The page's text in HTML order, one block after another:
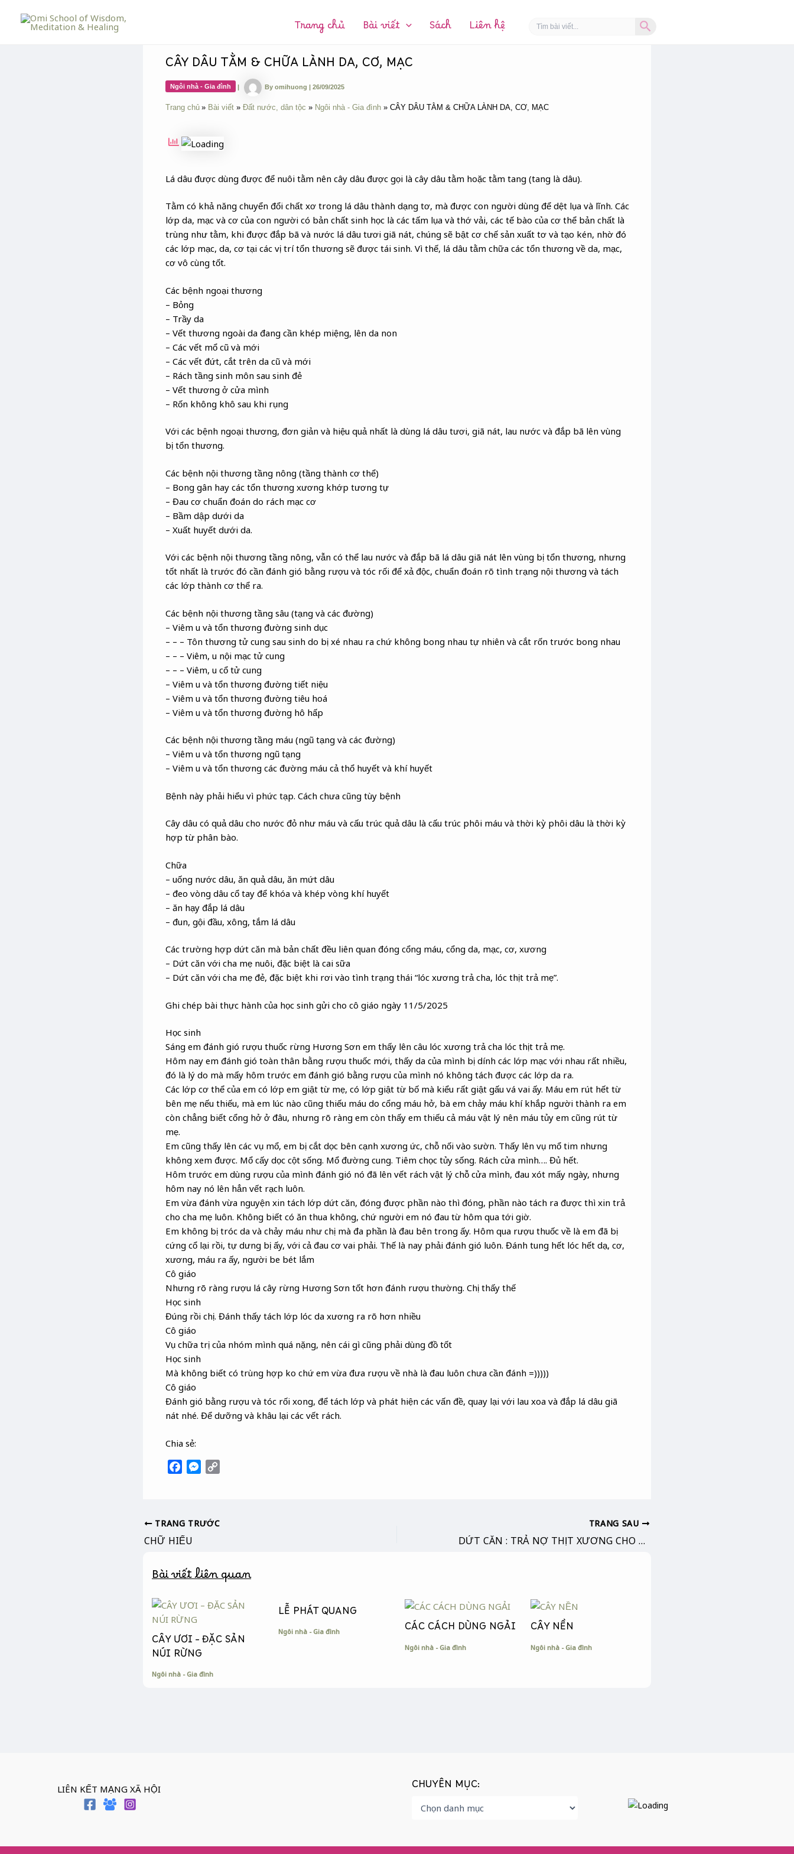
Trang chủ Bài viết Sách Liên hệ Search
for:
CÂY DÂU TẰM & CHỮA LÀNH DA, CƠ, MẠC
Ngôi nhà - Gia đình | By omihuong | 26/09/2025
Trang chủ Bài viết Đất nước, dân tộc Ngôi nhà - Gia đình CÂY DÂU TẰM & CHỮA LÀNH DA, CƠ, MẠC
Lá dâu được dùng được để nuôi tằm nên cây dâu được gọi là cây dâu tằm hoặc tằm tang (tang là dâu).
Tằm có khả năng chuyển đổi chất xơ trong lá dâu thành dạng tơ, mà được con người dùng để dệt lụa và lĩnh. Các
lớp da, mạc và cơ của con người có bản chất sinh học là các tấm lụa và thớ vải, các tế bào của cơ thể bản chất là
trùng như tằm, khi được đắp bã và nước lá dâu tươi giã nát, chúng sẽ bật cơ chế sản xuất tơ và tạo kén, nhờ đó
các lớp mạc, da, cơ tại các vị trí tổn thương sẽ được tái sinh. Vì thế, lá dâu tằm chữa các tổn thương về da, mạc,
cơ vô cùng tốt.
Các bệnh ngoại thương
– Bỏng
– Trầy da
– Vết thương ngoài da đang cần khép miệng, lên da non
– Các vết mổ cũ và mới
– Các vết đứt, cắt trên da cũ và mới
– Rách tầng sinh môn sau sinh đẻ
– Vết thương ở cửa mình
– Rốn không khô sau khi rụng
Với các bệnh ngoại thương, đơn giản và hiệu quả nhất là dùng lá dâu tươi, giã nát, lau nước và đắp bã lên vùng
bị tổn thương.
Các bệnh nội thương tầng nông (tầng thành cơ thể)
– Bong gân hay các tổn thương xương khớp tương tự
– Đau cơ chuẩn đoán do rách mạc cơ
– Bầm dập dưới da
– Xuất huyết dưới da.
Với các bệnh nội thương tầng nông, vẫn có thể lau nước và đắp bã lá dâu giã nát lên vùng bị tổn thương, nhưng
tốt nhất là trước đó cần đánh gió bằng rượu và tóc rối để xả độc, chuẩn đoán rõ tình trạng nội thương và tách
các lớp thành cơ thể ra.
Các bệnh nội thương tầng sâu (tạng và các đường)
– Viêm u và tổn thương đường sinh dục
– – – Tôn thương tử cung sau sinh do bị xé nhau ra chứ không bong nhau tự nhiên và cắt rốn trước bong nhau
– – – Viêm, u nội mạc tử cung
– – – Viêm, u cổ tử cung
– Viêm u và tổn thương đường tiết niệu
– Viêm u và tổn thương đường tiêu hoá
– Viêm u và tổn thương đường hô hấp
Các bệnh nội thương tầng máu (ngũ tạng và các đường)
– Viêm u và tổn thương ngũ tạng
– Viêm u và tổn thương các đường máu cả thổ huyết và khí huyết
Bệnh này phải hiểu vì phức tạp. Cách chưa cũng tùy bệnh
Cây dâu có quả dâu cho nước đỏ như máu và cấu trúc quả dâu là cấu trúc phôi máu và thời kỳ phôi dâu là thời kỳ
hợp từ phân bào.
Chữa
– uống nước dâu, ăn quả dâu, ăn mứt dâu
– đeo vòng dâu cổ tay để khóa và khép vòng khí huyết
– ăn hạy đắp lá dâu
– đun, gội đầu, xông, tắm lá dâu
Các trường hợp dứt căn mà bản chất đều liên quan đóng cổng máu, cổng da, mạc, cơ, xương
– Dứt căn với cha mẹ nuôi, đặc biệt là cai sữa
– Dứt căn với cha mẹ đẻ, đặc biệt khi rơi vào tình trạng thái “lóc xương trả cha, lóc thịt trả mẹ”.
Ghi chép bài thực hành của học sinh gửi cho cô giáo ngày 11/5/2025
Học sinh
Sáng em đánh gió rượu thuốc rừng Hương Sơn em thấy lên câu lóc xương trả cha lóc thịt trả mẹ.
Hôm nay em đánh gió toàn thân bằng rượu thuốc mới, thấy da của mình bị dính các lớp mạc với nhau rất nhiều,
đó là lý do mà mấy hôm trước em đánh gió bằng rượu của mình nó không tách được các lớp da ra.
Các lớp cơ thể của em có lớp em giật từ mẹ, có lớp giật từ bố mà kiểu rất giật gấu vá vai ấy. Máu em rút hết từ
bên mẹ nếu thiếu, mà em lúc nào cũng thiếu máu do cổng máu hở, bà em chảy máu khí khắp người thành ra em
còn chẳng biết cổng hở ở đâu, nhưng rõ ràng em còn thấy em thiếu cả máu vật lý nên máu tủy em cũng rút từ
mẹ.
Em cũng thấy lên các vụ mổ, em bị cắt dọc bên cạnh xương ức, chỗ nối vào sườn. Thấy lên vụ mổ tim nhưng
không xem được. Mổ cấy dọc cột sống. Mổ đường cung. Tiêm chọc tủy sống. Rách cửa mình…. Đủ hết.
Hôm trước em dùng rượu của mình đánh gió nó đã lên vết rách vật lý chỗ cửa mình, đau xót mấy ngày, nhưng
hôm nay nó lên hẳn vết rạch luôn.
Em vừa đánh vừa nguyện xin tách lớp dứt căn, đóng được phần nào thì đóng, phần nào tách ra được thì xin trả
cho cha mẹ luôn. Không biết có ăn thua không, chứ người em nó đau từ hôm qua tới giờ.
Em không bị tróc da và chảy máu như chị mà đa phần là đau bên trong ấy. Hôm qua rượu thuốc về là em đã bị
cứng cổ lại rồi, tự dưng bị ấy, với cả đau cơ vai phải. Thế là nay phải đánh gió luôn. Đánh tung hết lóc hết dạ, cơ,
xương, máu ra ấy, người be bét lắm
Cô giáo
Nhưng rõ ràng rượu lá cây rừng Hương Sơn tốt hơn đánh rượu thường. Chị thấy thế
Học sinh
Đúng rồi chị. Đánh thấy tách lớp lóc da xương ra rõ hơn nhiều
Cô giáo
Vụ chữa trị của nhóm mình quá nặng, nên cái gì cũng phải dùng đồ tốt
Học sinh
Mà không biết có trùng hợp ko chứ em vừa đưa rượu về nhà là đau luôn chưa cần đánh =)))))
Cô giáo
Đánh gió bằng rượu và tóc rối xong, để tách lớp và phát hiện các vấn đề, quay lại với lau xoa và đắp lá dâu giã
nát nhé. Để dưỡng và khâu lại các vết rách.
Chia sẻ:
b
o
k
M
e
e
r
L
TRANG TRƯỚC
CHỮ HIẾU
TRANG SAU
DỨT CĂN : TRẢ NỢ THỊT XƯƠNG CHO CHA & MẸ
Bài viết liên quan
CÂY ƯƠI – ĐẶC SẢN
NÚI RỪNG
Ngôi nhà - Gia đình
LỄ PHÁT QUANG
Ngôi nhà - Gia đình CÁC CÁCH DÙNG NGẢI
Ngôi nhà - Gia đình
CÂY NỀN
Ngôi nhà - Gia đình
LIÊN KẾT MẠNG XÃ HỘI CHUYÊN MỤC: